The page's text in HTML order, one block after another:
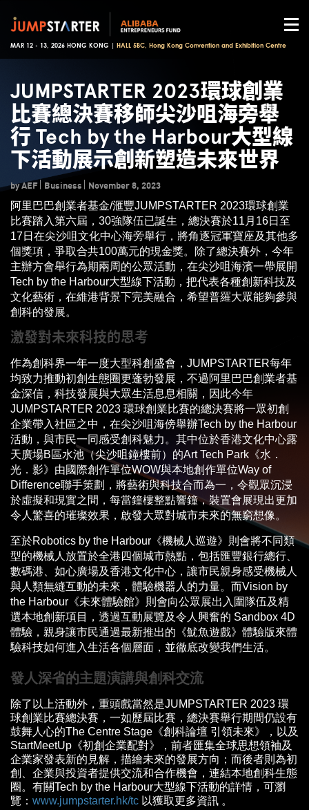
MAR 12 - 13, 2026 HONG KONG | HALL 5BC, Hong Kong Convention and Exhibition Centre
JUMPSTARTER 2023環球創業
比賽總決賽移師尖沙咀海旁舉
行 Tech by the Harbour大型線
下活動展示創新塑造未來世界
by AEF Business November 8, 2023
阿里巴巴創業者基金/滙豐JUMPSTARTER 2023環球創業
比賽踏入第六屆，30強隊伍已誕生，總決賽於11月16日至
17日在尖沙咀文化中心海旁舉行，將角逐冠軍寶座及其他多
個獎項，爭取合共100萬元的現金獎。除了總決賽外，今年
主辦方會舉行為期兩周的公眾活動，在尖沙咀海濱一帶展開
Tech by the Harbour大型線下活動，把代表各種創新科技及
文化藝術，在維港背景下完美融合，希望普羅大眾能夠參與
創科的發展。
激發對未來科技的思考
作為創科界一年一度大型科創盛會，JUMPSTARTER每年
均致力推動初創生態圈更蓬勃發展，不過阿里巴巴創業者基
金深信，科技發展與大眾生活息息相關，因此今年
JUMPSTARTER 2023 環球創業比賽的總決賽將一眾初創
企業帶入社區之中，在尖沙咀海傍舉辦Tech by the Harbour
活動，與市民一同感受創科魅力。其中位於香港文化中心露
天廣場B區水池（尖沙咀鐘樓前）的Art Tech Park《水．
光．影》由國際創作單位WOW與本地創作單位Way of
Difference聯手策劃，將藝術與科技合而為一，令觀眾沉浸
於虛擬和現實之間，每當鐘樓整點響鐘，裝置會展現出更加
令人驚喜的璀璨效果，啟發大眾對城市未來的無窮想像。
至於Robotics by the Harbour《機械人巡遊》則會將不同類
型的機械人放置於全港四個城市熱點，包括匯豐銀行總行、
數碼港、如心廣場及香港文化中心，讓市民親身感受機械人
與人類無縫互動的未來，體驗機器人的力量。而Vision by
the Harbour《未來體驗館》則會向公眾展出入圍隊伍及精
選本地創新項目，透過互動展覽及令人興奮的 Sandbox 4D
體驗，親身讓市民通過最新推出的《魷魚遊戲》體驗版來體
驗科技如何進入生活各個層面，並徹底改變我們生活。
發人深省的主題演講與創科交流
除了以上活動外，重頭戲當然是JUMPSTARTER 2023 環
球創業比賽總決賽，一如歷屆比賽，總決賽舉行期間仍設有
鼓舞人心的The Centre Stage《創科論壇 引領未來》，以及
StartMeetUp《初創企業配對》，前者匯集全球思想領袖及
企業家發表新的見解，描繪未來的發展方向；而後者則為初
創、企業與投資者提供交流和合作機會，連結本地創科生態
圈。有關Tech by the Harbour大型線下活動的詳情，可瀏
覽： www.jumpstarter.hk/tc 以獲取更多資訊 。